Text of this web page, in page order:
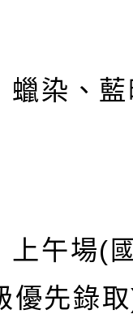
蠟染、
上午場(
優先錄